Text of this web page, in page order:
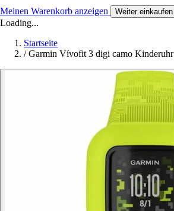
Meinen Warenkorb anzeigen Weiter einkaufen
Loading...
Startseite
/ Garmin Vívofit 3 digi camo Kinderuhr